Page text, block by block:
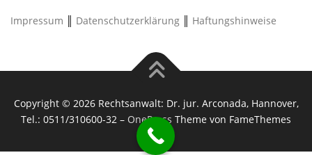
Impressum Datenschutzerklärung Haftungshinweise
Copyright © 2026 Rechtsanwalt: Dr. jur. Arconada, Hannover,
Tel.: 0511/310600-32 – OnePress Theme von FameThemes